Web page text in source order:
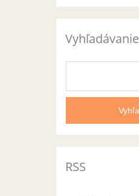
Vyhľadávanie
RSS